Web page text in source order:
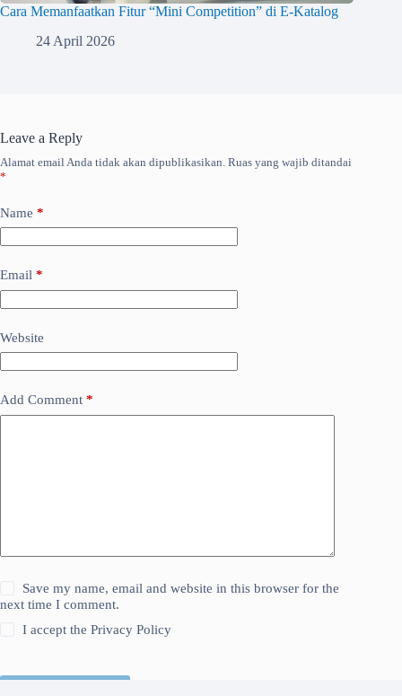
Cara Memanfaatkan Fitur “Mini Competition” di E-Katalog
24 April 2026
Leave a Reply
Alamat email Anda tidak akan dipublikasikan. Ruas yang wajib ditandai
*
Name *
Email *
Website
Add Comment *
Save my name, email and website in this browser for the
next time I comment.
I accept thePrivacy Policy